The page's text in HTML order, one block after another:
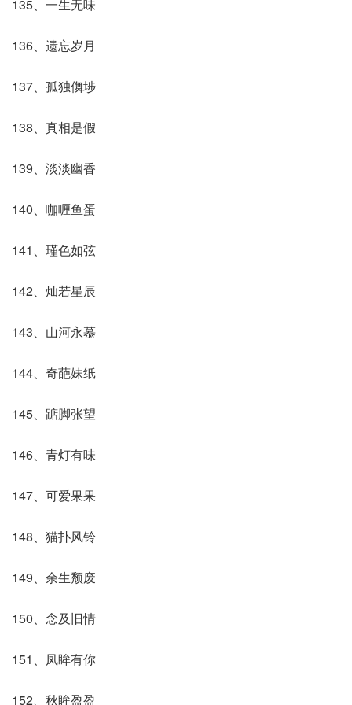
135、一生无味
136、遗忘岁月
137、孤独儛埗
138、真相是假
139、淡淡幽香
140、咖喱鱼蛋
141、瑾色如弦
142、灿若星辰
143、山河永慕
144、奇葩妹纸
145、踮脚张望
146、青灯有味
147、可爱果果
148、猫扑风铃
149、余生颓废
150、念及旧情
151、凤眸有你
152、秋眸盈盈